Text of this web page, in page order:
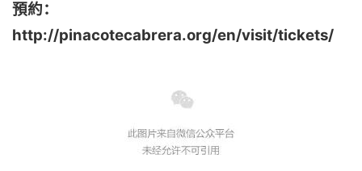
預約：
http://pinacotecabrera.org/en/visit/tickets/